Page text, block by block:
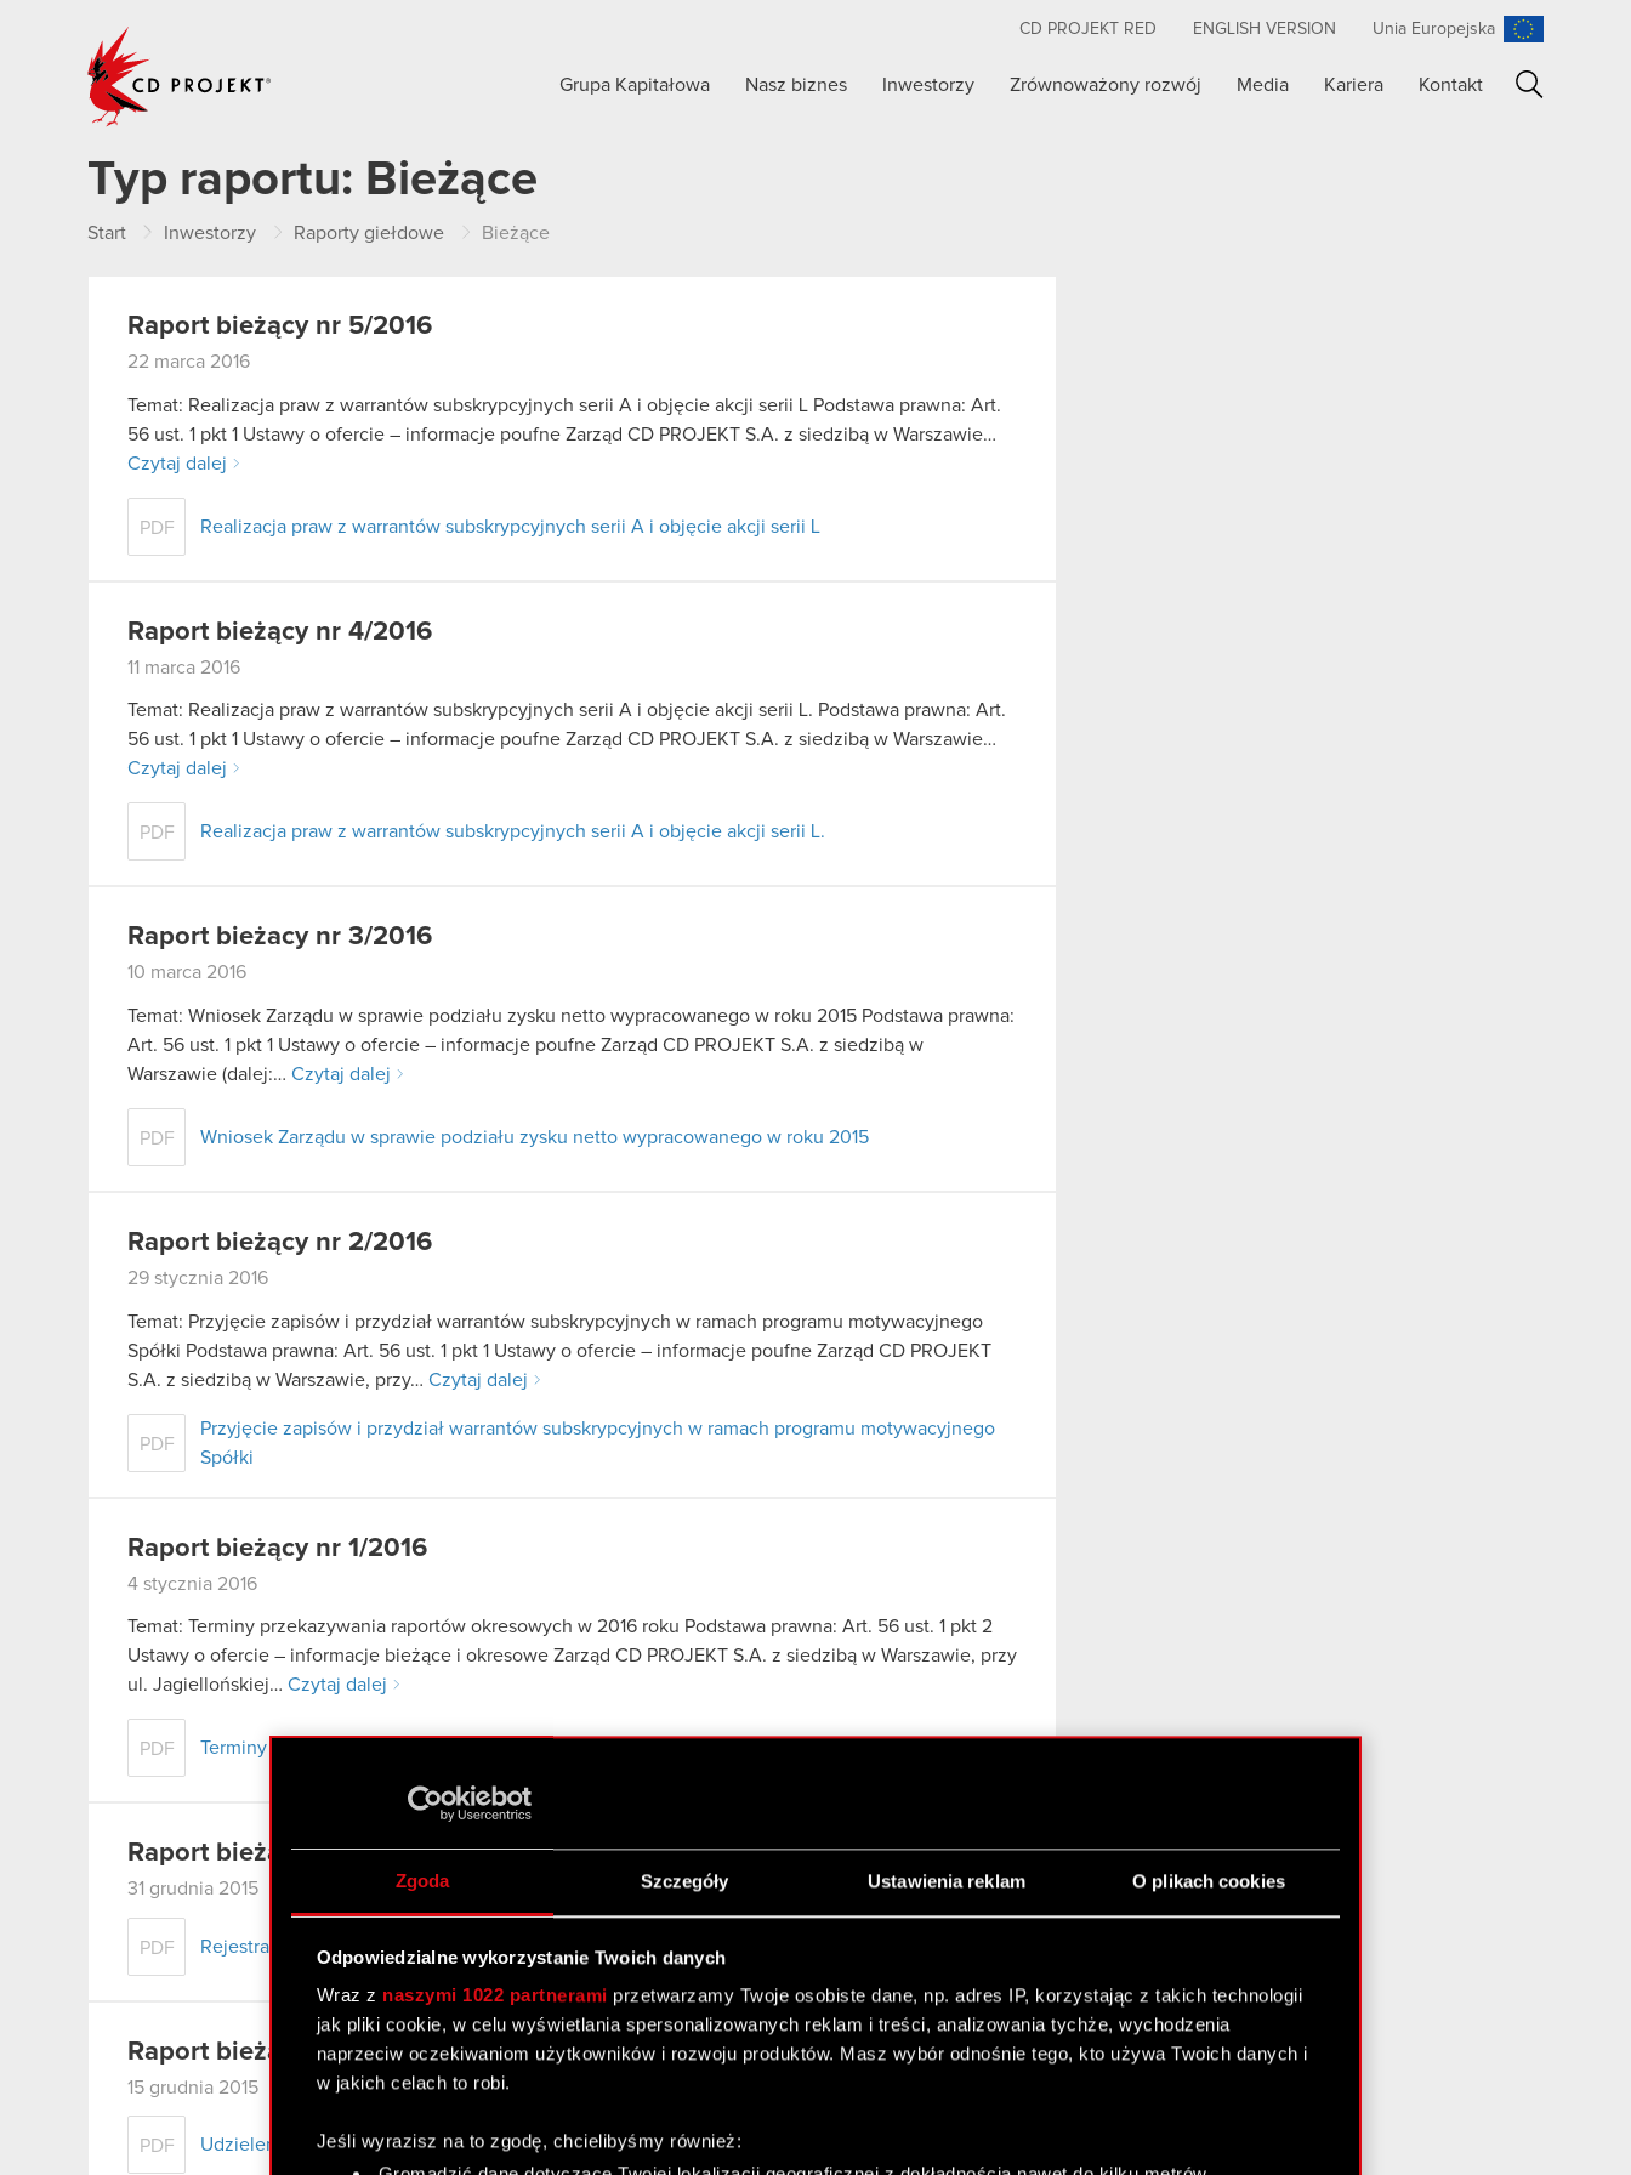
Zgoda Szczegóły Ustawienia reklam O plikach cookies
Odpowiedzialne wykorzystanie Twoich danych
Wraz z naszymi 1022 partnerami przetwarzamy Twoje osobiste dane, np. adres IP, korzystając z takich technologii
jak pliki cookie, w celu wyświetlania spersonalizowanych reklam i treści, analizowania tychże, wychodzenia
naprzeciw oczekiwaniom użytkowników i rozwoju produktów. Masz wybór odnośnie tego, kto używa Twoich danych i
w jakich celach to robi.
Jeśli wyrazisz na to zgodę, chcielibyśmy również:
CD PROJEKT RED ENGLISH VERSION Unia Europejska
Grupa Kapitałowa Nasz biznes Inwestorzy Zrównoważony rozwój Media Kariera Kontakt
Typ raportu: Bieżące
Start Inwestorzy Raporty giełdowe Bieżące
Raport bieżący nr 5/2016
22 marca 2016
Temat: Realizacja praw z warrantów subskrypcyjnych serii A i objęcie akcji serii L Podstawa prawna: Art.
56 ust. 1 pkt 1 Ustawy o ofercie – informacje poufne Zarząd CD PROJEKT S.A. z siedzibą w Warszawie…
Czytaj dalej
PDF Realizacja praw z warrantów subskrypcyjnych serii A i objęcie akcji serii L
Raport bieżący nr 4/2016
11 marca 2016
Temat: Realizacja praw z warrantów subskrypcyjnych serii A i objęcie akcji serii L. Podstawa prawna: Art.
56 ust. 1 pkt 1 Ustawy o ofercie – informacje poufne Zarząd CD PROJEKT S.A. z siedzibą w Warszawie…
Czytaj dalej
PDF Realizacja praw z warrantów subskrypcyjnych serii A i objęcie akcji serii L.
Raport bieżacy nr 3/2016
10 marca 2016
Temat: Wniosek Zarządu w sprawie podziału zysku netto wypracowanego w roku 2015 Podstawa prawna:
Art. 56 ust. 1 pkt 1 Ustawy o ofercie – informacje poufne Zarząd CD PROJEKT S.A. z siedzibą w
Warszawie (dalej:… Czytaj dalej
PDF Wniosek Zarządu w sprawie podziału zysku netto wypracowanego w roku 2015
Raport bieżący nr 2/2016
29 stycznia 2016
Temat: Przyjęcie zapisów i przydział warrantów subskrypcyjnych w ramach programu motywacyjnego
Spółki Podstawa prawna: Art. 56 ust. 1 pkt 1 Ustawy o ofercie – informacje poufne Zarząd CD PROJEKT
S.A. z siedzibą w Warszawie, przy… Czytaj dalej
PDF
Przyjęcie zapisów i przydział warrantów subskrypcyjnych w ramach programu motywacyjnego
Spółki
Raport bieżący nr 1/2016
4 stycznia 2016
Temat: Terminy przekazywania raportów okresowych w 2016 roku Podstawa prawna: Art. 56 ust. 1 pkt 2
Ustawy o ofercie – informacje bieżące i okresowe Zarząd CD PROJEKT S.A. z siedzibą w Warszawie, przy
ul. Jagiellońskiej… Czytaj dalej
PDF Terminy przekazywania raportów okresowych w 2016 roku
Raport bieżący nr 35/2015
31 grudnia 2015
PDF Rejestracja połączenia CD PROJEKT S.A. ze spółką zależną Brand Projekt sp. z o.o.
Raport bieżący nr 34/2015
15 grudnia 2015
PDF Udzielenie prokury łącznej